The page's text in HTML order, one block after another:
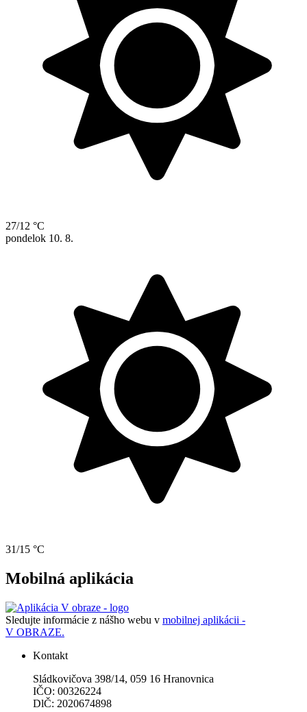
27/12 °C
pondelok 10. 8.
31/15 °C
Mobilná aplikácia
Sledujte informácie z nášho webu v mobilnej aplikácii -
V OBRAZE.
Kontakt
Sládkovičova 398/14, 059 16 Hranovnica
IČO: 00326224
DlČ: 2020674898